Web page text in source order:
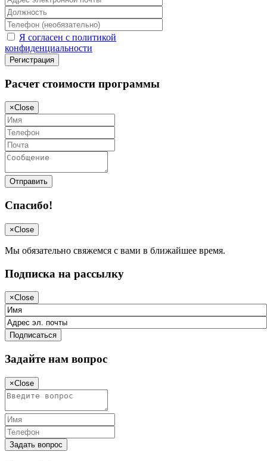
Я согласен с политикой
конфиденциальности
Регистрация
Расчет стоимости программы
×Close
Отправить
Спасибо!
×Close
Мы обязательно свяжемся с вами в ближайшее время.
Подписка на рассылку
×Close
Задайте нам вопрос
×Close
Задать вопрос